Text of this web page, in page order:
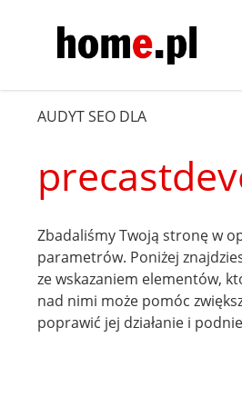
AUDYT SEO DLA
Zbadaliśmy Twoją stronę w
parametrów. Poniżej
ze wskazaniem elementów,
nad nimi może pomóc
poprawić jej działanie i